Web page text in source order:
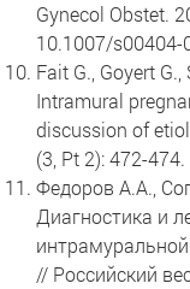
Gynecol Obstet.
10.1007/s00404-
Fait G., Goyert
Intramural
discussion of
(3, Pt 2): 472-474.
Федоров А.А.,
Диагностика и
// Российский